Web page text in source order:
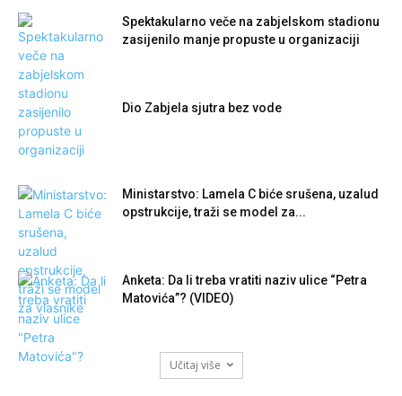
Spektakularno veče na zabjelskom stadionu
zasijenilo manje propuste u organizaciji
Dio Zabjela sjutra bez vode
Ministarstvo: Lamela C biće srušena, uzalud
opstrukcije, traži se model za...
Anketa: Da li treba vratiti naziv ulice “Petra
Matovića”? (VIDEO)
Učitaj više